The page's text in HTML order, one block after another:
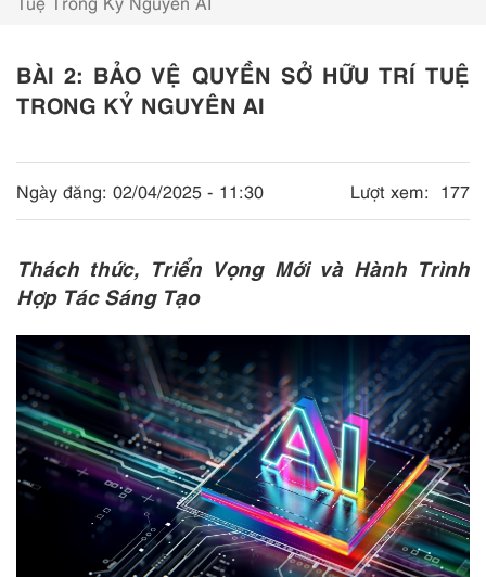
BÀI 2: BẢO VỆ QUYỀN SỞ HỮU TRÍ TUỆ
TRONG KỶ NGUYÊN AI
Ngày đăng: 02/04/2025 - 11:30 Lượt xem: 177
Thách thức, Triển Vọng Mới và Hành Trình
Hợp Tác Sáng Tạo